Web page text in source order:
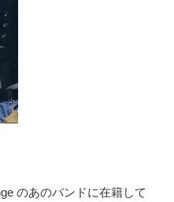
のあのバンドに在籍して